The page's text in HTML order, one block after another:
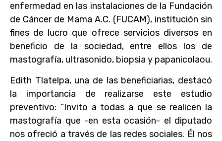
enfermedad en las instalaciones de la Fundación
de Cáncer de Mama A.C. (FUCAM), institución sin
fines de lucro que ofrece servicios diversos en
beneficio de la sociedad, entre ellos los de
mastografía, ultrasonido, biopsia y papanicolaou.
Edith Tlatelpa, una de las beneficiarias, destacó
la importancia de realizarse este estudio
preventivo: “Invito a todas a que se realicen la
mastografía que -en esta ocasión- el diputado
nos ofreció a través de las redes sociales. Él nos